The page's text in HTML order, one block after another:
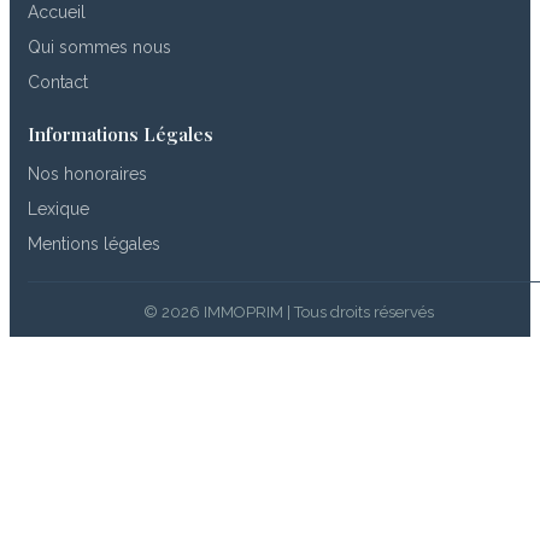
Accueil
Qui sommes nous
Contact
Informations Légales
Nos honoraires
Lexique
Mentions légales
© 2026 IMMOPRIM | Tous droits réservés